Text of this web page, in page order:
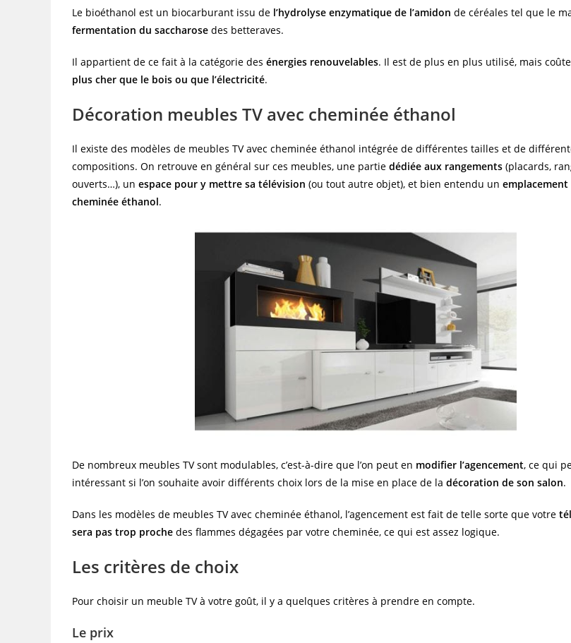
Le bioéthanol est un biocarburant issu de l’hydrolyse enzymatique de l’amidon de céréales tel que le
fermentation du saccharose des betteraves.
Il appartient de ce fait à la catégorie des énergies renouvelables. Il est de plus en plus utilisé, mais
plus cher que le bois ou que l’électricité.
Décoration meubles TV avec cheminée éthanol
Il existe des modèles de meubles TV avec cheminée éthanol intégrée de différentes tailles et de
compositions. On retrouve en général sur ces meubles, une partie dédiée aux rangements (placards,
ouverts…), un espace pour y mettre sa télévision (ou tout autre objet), et bien entendu un
cheminée éthanol.
De nombreux meubles TV sont modulables, c’est-à-dire que l’on peut en modifier l’agencement, ce qui
intéressant si l’on souhaite avoir différents choix lors de la mise en place de la décoration de son salon.
Dans les modèles de meubles TV avec cheminée éthanol, l’agencement est fait de telle sorte que votre
sera pas trop proche des flammes dégagées par votre cheminée, ce qui est assez logique.
Les critères de choix
Pour choisir un meuble TV à votre goût, il y a quelques critères à prendre en compte.
Le prix